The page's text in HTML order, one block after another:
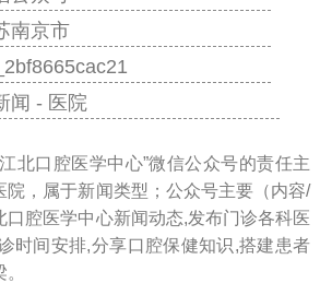
南京市
闻 - 医院
北口腔医学中心”微信公众号的责任主
院，属于新闻类型；公众号主要（内容/
口腔医学中心新闻动态,发布门诊各科医
时间安排,分享口腔保健知识,搭建患者